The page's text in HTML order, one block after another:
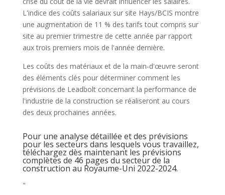
L'indice des coûts salariaux sur site Hays/BCIS montre
une augmentation de 11 % des tarifs tout compris sur
site au premier trimestre de cette année par rapport
aux trois premiers mois de l'année dernière.
Les coûts des matériaux et de la main-d'œuvre seront
des éléments clés pour déterminer comment les
prévisions de Leadbolt concernant la performance de
l'industrie de la construction se réaliseront au cours
des deux prochaines années.
Pour une analyse détaillée et des prévisions
pour les secteurs dans lesquels vous travaillez,
téléchargez dès maintenant les prévisions
complètes de 46 pages du secteur de la
construction au Royaume-Uni 2022-2024.
"